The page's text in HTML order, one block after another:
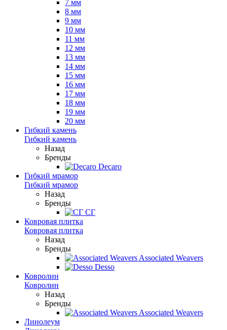
7 мм
8 мм
9 мм
10 мм
11 мм
12 мм
13 мм
14 мм
15 мм
16 мм
17 мм
18 мм
19 мм
20 мм
Гибкий камень
Гибкий камень
Назад
Бренды
Decaro
Гибкий мрамор
Гибкий мрамор
Назад
Бренды
СГ
Ковровая плитка
Ковровая плитка
Назад
Бренды
Associated Weavers
Desso
Ковролин
Ковролин
Назад
Бренды
Associated Weavers
Линолеум